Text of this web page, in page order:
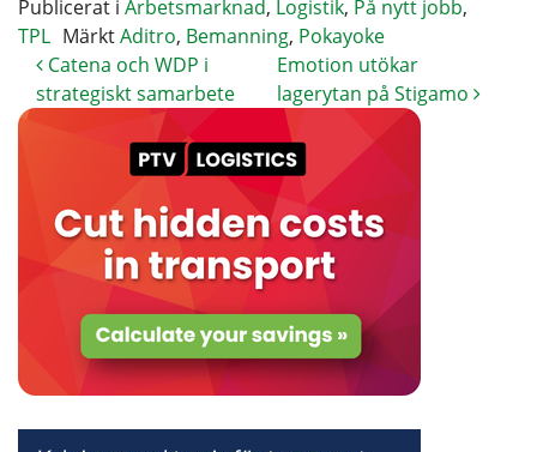
Publicerat i Arbetsmarknad, Logistik, På nytt jobb,
TPL MärktAditro, Bemanning, Pokayoke
Catena och WDP i
strategiskt samarbete
Emotion utökar
lagerytan på Stigamo